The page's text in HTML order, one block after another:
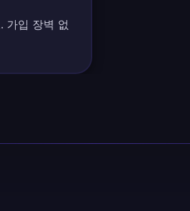
가입 장벽 없